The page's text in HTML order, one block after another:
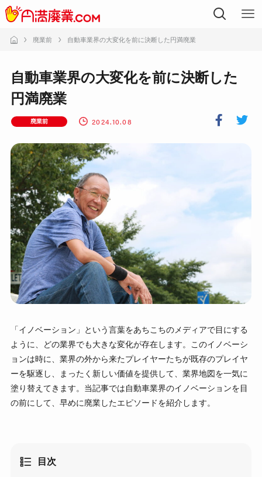
廃業前 自動車業界の大変化を前に決断した円満廃業
自動車業界の大変化を前に決断した
円満廃業
廃業前 2024.10.08
「イノベーション」という言葉をあちこちのメディアで目にする
ように、どの業界でも大きな変化が存在します。このイノベーシ
ョンは時に、業界の外から来たプレイヤーたちが既存のプレイヤ
ーを駆逐し、まったく新しい価値を提供して、業界地図を一気に
塗り替えてきます。当記事では自動車業界のイノベーションを目
の前にして、早めに廃業したエピソードを紹介します。
目次